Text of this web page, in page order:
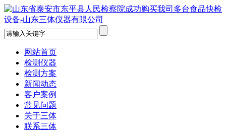
网站首页
检测仪器
检测方案
新闻动态
客户案例
常见问题
关于三体
联系三体